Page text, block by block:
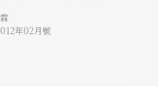
他的職業指揮生涯目前已經邁入第二
階段的任務就是：怎麼去把它做得更
年02月號